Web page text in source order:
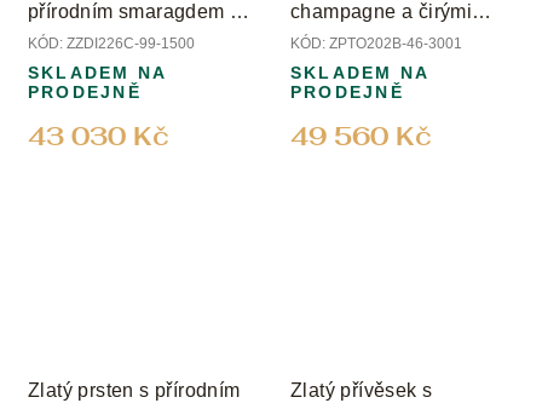
přírodním smaragdem a
přírodními diamanty
KÓD: ZZDI226C-99-1500
43 030 Kč
SKLADEM NA
PRODEJNĚ
champagne a čirými
diamanty
KÓD: ZPTO202B-46-3001
49 560 Kč
SKLADEM NA
PRODEJNĚ
Zlatý prsten s přírodním
Zlatý přívěsek s